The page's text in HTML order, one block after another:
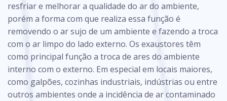
resfriar e melhorar a qualidade do ar do ambiente,
porém a forma com que realiza essa função é
removendo o ar sujo de um ambiente e fazendo a troca
com o ar limpo do lado externo. Os exaustores têm
como principal função a troca de ares do ambiente
interno com o externo. Em especial em locais maiores,
como galpões, cozinhas industriais, indústrias ou entre
outros ambientes onde a incidência de ar contaminado